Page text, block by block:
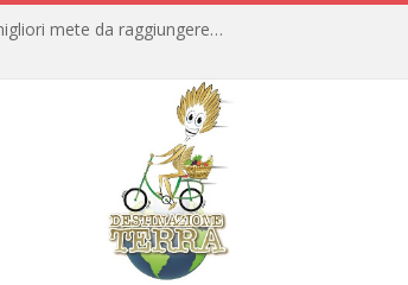
Dove fare campeggio libero in Italia: le migliori mete da raggiungere in traghetto